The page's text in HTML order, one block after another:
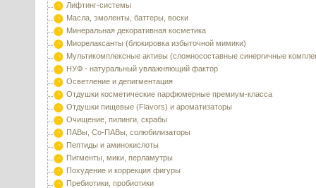
Лифтинг-системы
Масла, эмоленты, баттеры, воски
Минеральная декоративная косметика
Миорелаксанты (блокировка избыточной мимики)
Мультикомплексные активы (сложносоставные синергичные
НУФ - натуральный увлажняющий фактор
Осветление и депигментация
Отдушки косметические парфюмерные премиум-класса
Отдушки пищевые (Flavors) и ароматизаторы
Очищение, пилинги, скрабы
ПАВы, Со-ПАВы, солюбилизаторы
Пептиды и аминокислоты
Пигменты, мики, перламутры
Похудение и коррекция фигуры
Пребиотики, пробиотики